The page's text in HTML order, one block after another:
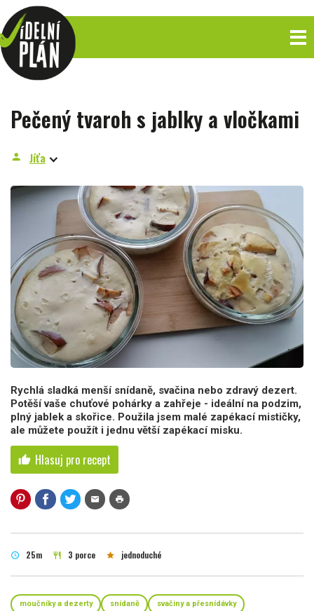
Pečený tvaroh s jablky a vločkami
person Jíťa
Rychlá sladká menší snídaně, svačina nebo zdravý dezert.
Potěší vaše chuťové pohárky a zahřeje - ideální na podzim,
plný jablek a skořice. Použila jsem malé zapékací mističky,
ale můžete použít i jednu větší zapékací misku.
thumb_up Hlasuj pro recept
mail print
schedule 25m restaurant 3 porce star jednoduché
moučníky a dezerty snídaně svačiny a přesnídávky